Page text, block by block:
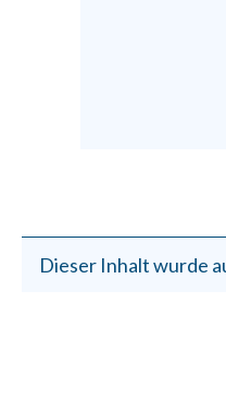
Dieser Inhalt wurde